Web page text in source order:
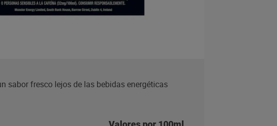
sabor fresco lejos de las bebidas energéticas